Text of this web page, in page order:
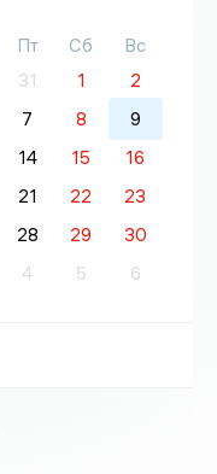
Пт Сб
Вс
31 1
2
7 8
9
14 15
16
21 22
23
28 29
30
4 5 6